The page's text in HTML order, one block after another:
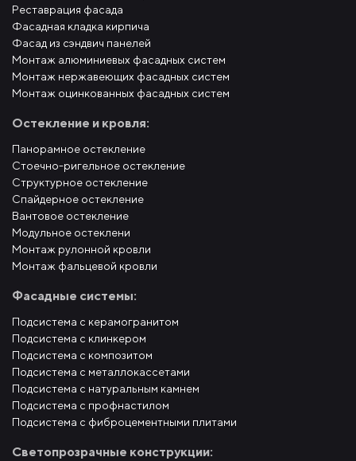
Реставрация фасада
Фасадная кладка кирпича
Фасад из сэндвич панелей
Монтаж алюминиевых фасадных систем
Монтаж нержавеющих фасадных систем
Монтаж оцинкованных фасадных систем
Остекление и кровля:
Панорамное остекление
Стоечно-ригельное остекление
Структурное остекление
Спайдерное остекление
Вантовое остекление
Модульное остеклени
Монтаж рулонной кровли
Монтаж фальцевой кровли
Фасадные системы:
Подсистема с керамогранитом
Подсистема с клинкером
Подсистема с композитом
Подсистема с металлокассетами
Подсистема с натуральным камнем
Подсистема с профнастилом
Подсистема с фиброцементными плитами
Светопрозрачные конструкции: